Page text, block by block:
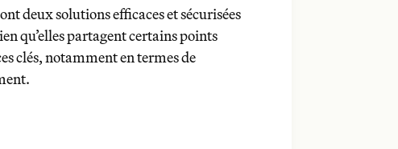
deux solutions efficaces et sécurisées
qu’elles partagent certains points
clés, notamment en termes de